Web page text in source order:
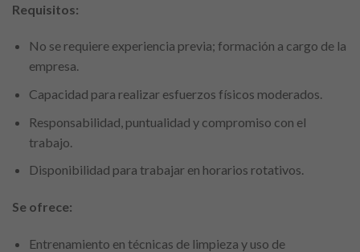
Requisitos:
No se requiere experiencia previa; formación a cargo de la
empresa.
Capacidad para realizar esfuerzos físicos moderados.
Responsabilidad, puntualidad y compromiso con el
trabajo.
Disponibilidad para trabajar en horarios rotativos.
Se ofrece:
Entrenamiento en técnicas de limpieza y uso de